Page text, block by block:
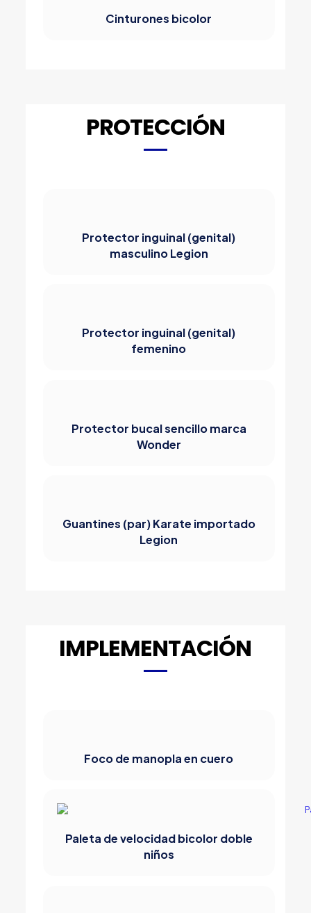
Cinturones bicolor
PROTECCIÓN
Protector inguinal (genital)
masculino Legion
Protector inguinal (genital)
femenino
Protector bucal sencillo marca
Wonder
Guantines (par) Karate importado
Legion
IMPLEMENTACIÓN
Foco de manopla en cuero
Paleta de velocidad bicolor doble
niños